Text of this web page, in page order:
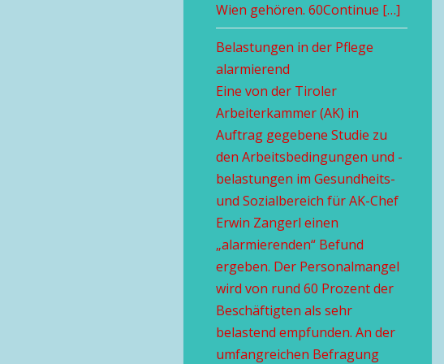
Wien gehören. 60Continue […]
Belastungen in der Pflege
alarmierend
Eine von der Tiroler
Arbeiterkammer (AK) in
Auftrag gegebene Studie zu
den Arbeitsbedingungen und -
belastungen im Gesundheits-
und Sozialbereich für AK-Chef
Erwin Zangerl einen
„alarmierenden“ Befund
ergeben. Der Personalmangel
wird von rund 60 Prozent der
Beschäftigten als sehr
belastend empfunden. An der
umfangreichen Befragung